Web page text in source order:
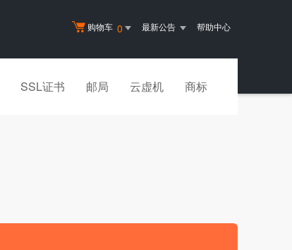
购物车 0 最新公告 帮助中心
SSL证书 邮局 云虚机 商标